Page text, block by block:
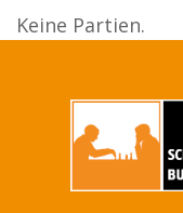
Keine Partien.